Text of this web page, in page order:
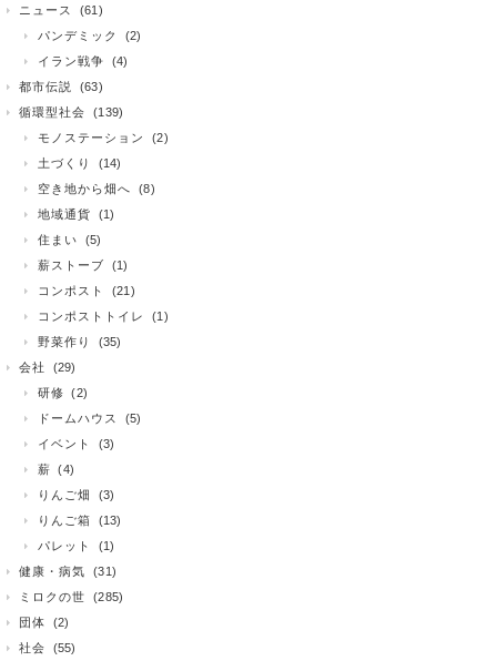
ニュース
(61)
パンデミック
(2)
イラン戦争
(4)
都市伝説
(63)
循環型社会
(139)
モノステーション
(2)
土づくり
(14)
空き地から畑へ
(8)
地域通貨
(1)
住まい
(5)
薪ストーブ
(1)
コンポスト
(21)
コンポストトイレ
(1)
野菜作り
(35)
会社
(29)
研修 (2)
ドームハウス
(5)
イベント
(3)
薪 (4)
りんご畑
(3)
りんご箱
(13)
パレット
(1)
健康・病気
(31)
ミロクの世
(285)
団体
(2)
社会
(55)